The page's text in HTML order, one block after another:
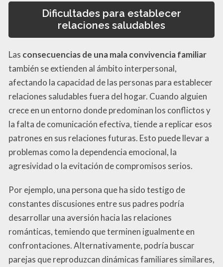
Dificultades para establecer
relaciones saludables
Las consecuencias de una mala convivencia familiar
también se extienden al ámbito interpersonal,
afectando la capacidad de las personas para establecer
relaciones saludables fuera del hogar. Cuando alguien
crece en un entorno donde predominan los conflictos y
la falta de comunicación efectiva, tiende a replicar esos
patrones en sus relaciones futuras. Esto puede llevar a
problemas como la dependencia emocional, la
agresividad o la evitación de compromisos serios.
Por ejemplo, una persona que ha sido testigo de
constantes discusiones entre sus padres podría
desarrollar una aversión hacia las relaciones
románticas, temiendo que terminen igualmente en
confrontaciones. Alternativamente, podría buscar
parejas que reproduzcan dinámicas familiares similares,